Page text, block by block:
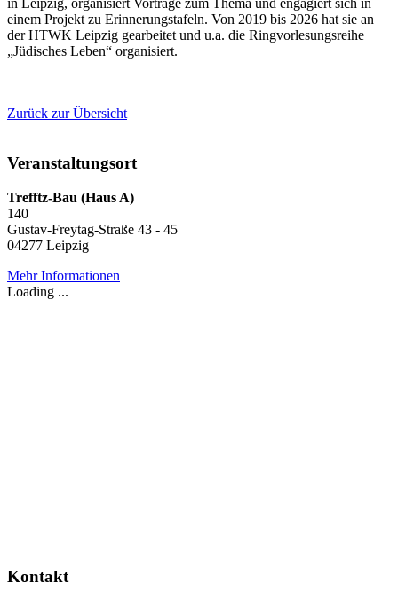
einem Projekt zu Erinnerungstafeln. Von 2019 bis 2026 hat sie an
der HTWK Leipzig gearbeitet und u.a. die Ringvorlesungsreihe
„Jüdisches Leben“ organisiert.
Zurück zur Übersicht
Veranstaltungsort
Trefftz-Bau (Haus A)
140
Gustav-Freytag-Straße 43 - 45
04277 Leipzig
Mehr Informationen
Loading ...
Kontakt